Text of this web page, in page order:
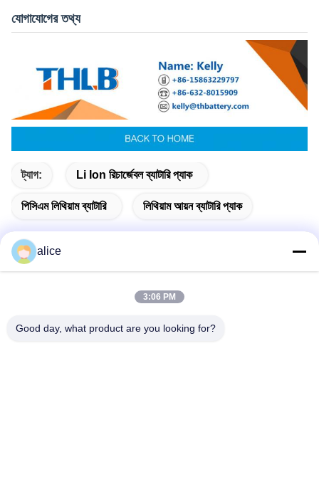
যোগাযোগের তথ্য
ট্যাগ: Li Ion রিচার্জেবল ব্যাটারি প্যাক
পিসিএম লিথিয়াম ব্যাটারি লিথিয়াম আয়ন ব্যাটারি প্যাক
ঠিকানা
alice
3:06 PM
Good day, what product are you looking for?